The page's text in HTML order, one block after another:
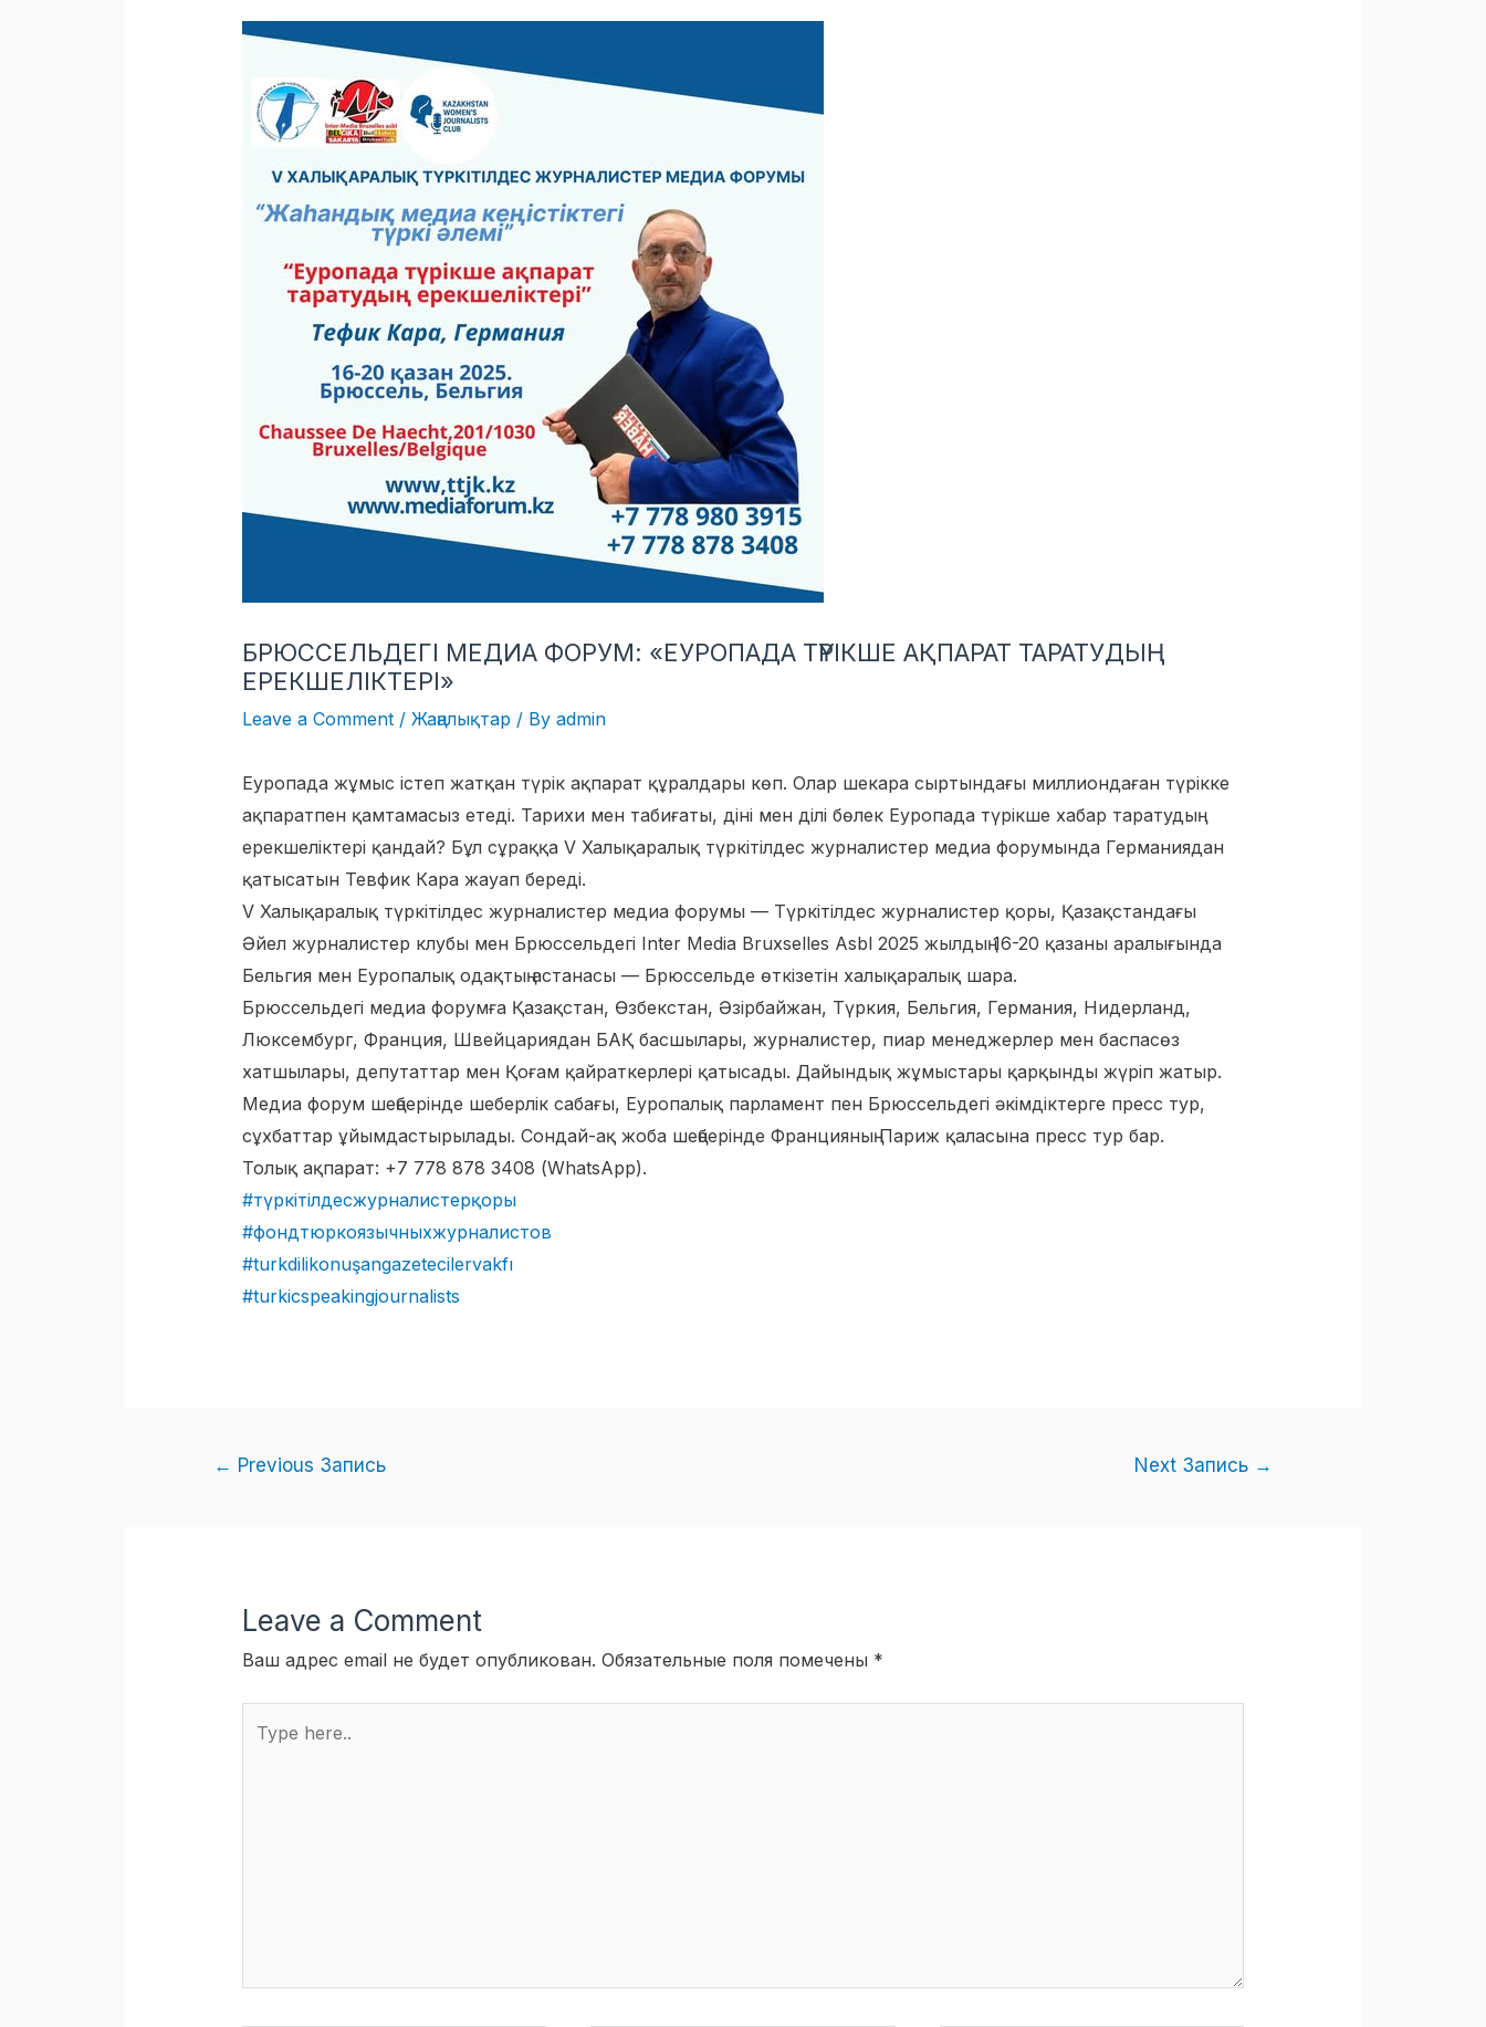
БРЮССЕЛЬДЕГІ МЕДИА ФОРУМ: «ЕУРОПАДА ТҮРІКШЕ АҚПАРАТ ТАРАТУДЫҢ
ЕРЕКШЕЛІКТЕРІ»
Leave a Comment / Жаңалықтар / By admin
Еуропада жұмыс істеп жатқан түрік ақпарат құралдары көп. Олар шекара сыртындағы миллиондаған түрікке
ақпаратпен қамтамасыз етеді. Тарихи мен табиғаты, діні мен ділі бөлек Еуропада түрікше хабар таратудың
ерекшеліктері қандай? Бұл сұраққа V Халықаралық түркітілдес журналистер медиа форумында Германиядан
қатысатын Тевфик Кара жауап береді.
V Халықаралық түркітілдес журналистер медиа форумы — Түркітілдес журналистер қоры, Қазақстандағы
Әйел журналистер клубы мен Брюссельдегі Inter Media Bruxselles Asbl 2025 жылдың 16-20 қазаны аралығында
Бельгия мен Еуропалық одақтың астанасы — Брюссельде өткізетін халықаралық шара.
Брюссельдегі медиа форумға Қазақстан, Өзбекстан, Әзірбайжан, Түркия, Бельгия, Германия, Нидерланд,
Люксембург, Франция, Швейцариядан БАҚ басшылары, журналистер, пиар менеджерлер мен баспасөз
хатшылары, депутаттар мен Қоғам қайраткерлері қатысады. Дайындық жұмыстары қарқынды жүріп жатыр.
Медиа форум шеңберінде шеберлік сабағы, Еуропалық парламент пен Брюссельдегі әкімдіктерге пресс тур,
сұхбаттар ұйымдастырылады. Сондай-ақ жоба шеңберінде Францияның Париж қаласына пресс тур бар.
Толық ақпарат: +7 778 878 3408 (WhatsApp).
#түркітілдесжурналистерқоры
#фондтюркоязычныхжурналистов
#turkdilikonuşangazetecilervakfı
#turkicspeakingjournalists
← Previous Запись Next Запись →
Leave a Comment
Ваш адрес email не будет опубликован. Обязательные поля помечены *
here..